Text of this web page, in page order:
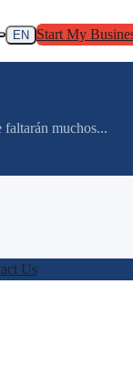
EN Start My
faltarán muchos...
Us